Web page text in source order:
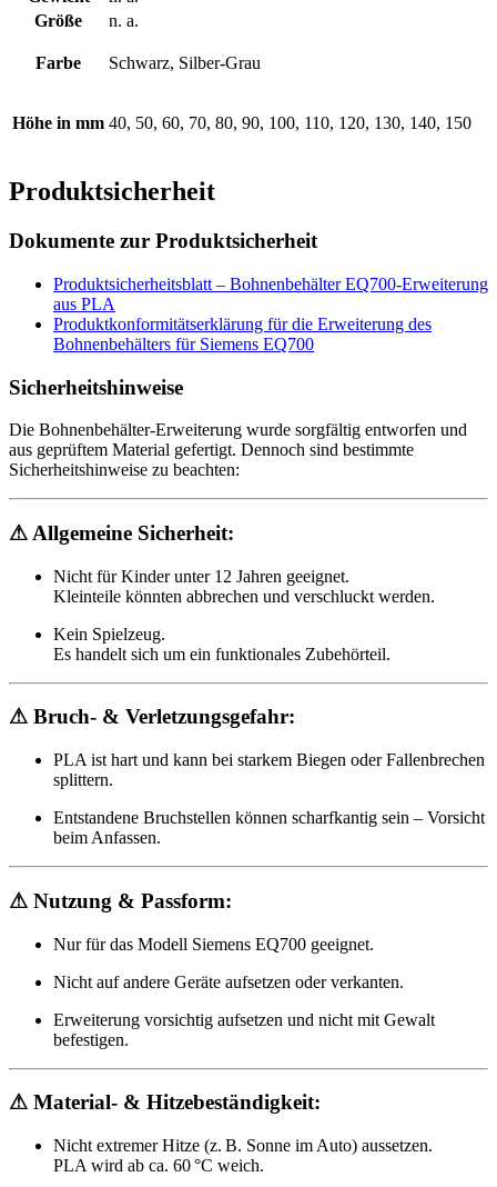
Größe
n. a.
Farbe Schwarz, Silber-Grau
Höhe in mm 40, 50, 60, 70, 80, 90, 100, 110, 120, 130, 140, 150
Produktsicherheit
Dokumente zur Produktsicherheit
Produktsicherheitsblatt – Bohnenbehälter EQ700-Erweiterung
aus PLA
Produktkonformitätserklärung für die Erweiterung des
Bohnenbehälters für Siemens EQ700
Sicherheitshinweise
Die Bohnenbehälter-Erweiterung wurde sorgfältig entworfen und
aus geprüftem Material gefertigt. Dennoch sind bestimmte
Sicherheitshinweise zu beachten:
⚠ Allgemeine Sicherheit:
Nicht für Kinder unter 12 Jahren geeignet.
Kleinteile könnten abbrechen und verschluckt werden.
Kein Spielzeug.
Es handelt sich um ein funktionales Zubehörteil.
⚠ Bruch- & Verletzungsgefahr:
PLA ist hart und kann bei starkem Biegen oder Fallenbrechen
splittern.
Entstandene Bruchstellen können scharfkantig sein – Vorsicht
beim Anfassen.
⚠ Nutzung & Passform:
Nur für das Modell Siemens EQ700 geeignet.
Nicht auf andere Geräte aufsetzen oder verkanten.
Erweiterung vorsichtig aufsetzen und nicht mit Gewalt
befestigen.
⚠ Material- & Hitzebeständigkeit:
Nicht extremer Hitze (z. B. Sonne im Auto) aussetzen.
PLA wird ab ca. 60 °C weich.